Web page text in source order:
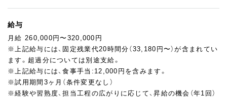
状況に応じて声を掛け合い、チームでフォローしながら製造を進
めています。
◎働き方について
計画的な製造スケジュールを組んでいるため、無理な残業が常態
化することはありません。
落ち着いた環境の中で、お菓子づくりに集中できる職場です。
給与
月給 260,000円〜320,000円
※上記給与には、固定残業代20時間分（33,180円〜）が含まれてい
ます。超過分については別途支給。
※上記給与には、食事手当:12,000円を含みます。
※試用期間3ヶ月（条件変更なし）
※経験や習熟度、担当工程の広がりに応じて、昇給の機会（年1回）